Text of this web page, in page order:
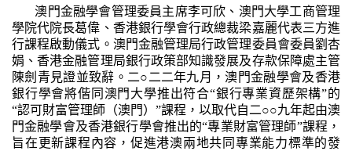
澳門金融學會管理委員主席李可欣、澳門大學工商管理
學院代院長葛偉、香港銀行學會行政總裁梁嘉麗代表三方進
行課程啟動儀式。澳門金融管理局行政管理委員會委員劉杏
娟、香港金融管理局銀行政策部知識發展及存款保障處主管
陳劍青見證並致辭。二○二二年九月，澳門金融學會及香港
銀行學會將偕同澳門大學推出符合“銀行專業資歷架構”的
“認可財富管理師（澳門）”課程，以取代自二○○九年起由澳
門金融學會及香港銀行學會推出的“專業財富管理師”課程，
旨在更新課程內容，促進港澳兩地共同專業能力標準的發